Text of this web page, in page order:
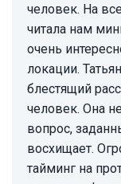
человек. На
читала нам
очень
локации.
блестящий
человек. Она
вопрос,
восхищает.
тайминг на